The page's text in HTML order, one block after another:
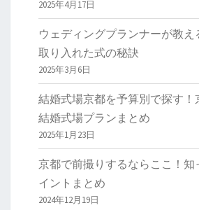
2025年4月17日
ウェディングプランナーが教え
取り入れた式の秘訣
2025年3月6日
結婚式場京都を予算別で探す！
結婚式場プランまとめ
2025年1月23日
京都で前撮りするならここ！知
イントまとめ
2024年12月19日